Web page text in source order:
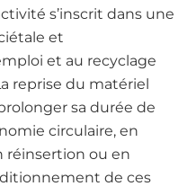
s’inscrit dans une
et
et au recyclage
reprise du matériel
sa durée de
circulaire, en
réinsertion ou en
de ces